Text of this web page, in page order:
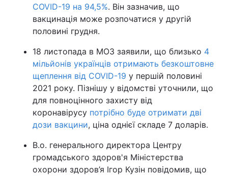
COVID-19 на 94,5%. Він зазначив, що
вакцинація може розпочатися у другій
половині грудня.
18 листопада в МОЗ заявили, що близько 4
мільйонів українців отримають безкоштовне
щеплення від COVID-19 у першій половині
2021 року. Пізнішу у відомстві уточнили, що
для повноцінного захисту від
коронавірусу потрібно буде отримати дві
дози вакцини, ціна однієї складе 7 доларів.
В.о. генерального директора Центру
громадського здоров'я Міністерства
охорони здоров’я Ігор Кузін повідомив, що